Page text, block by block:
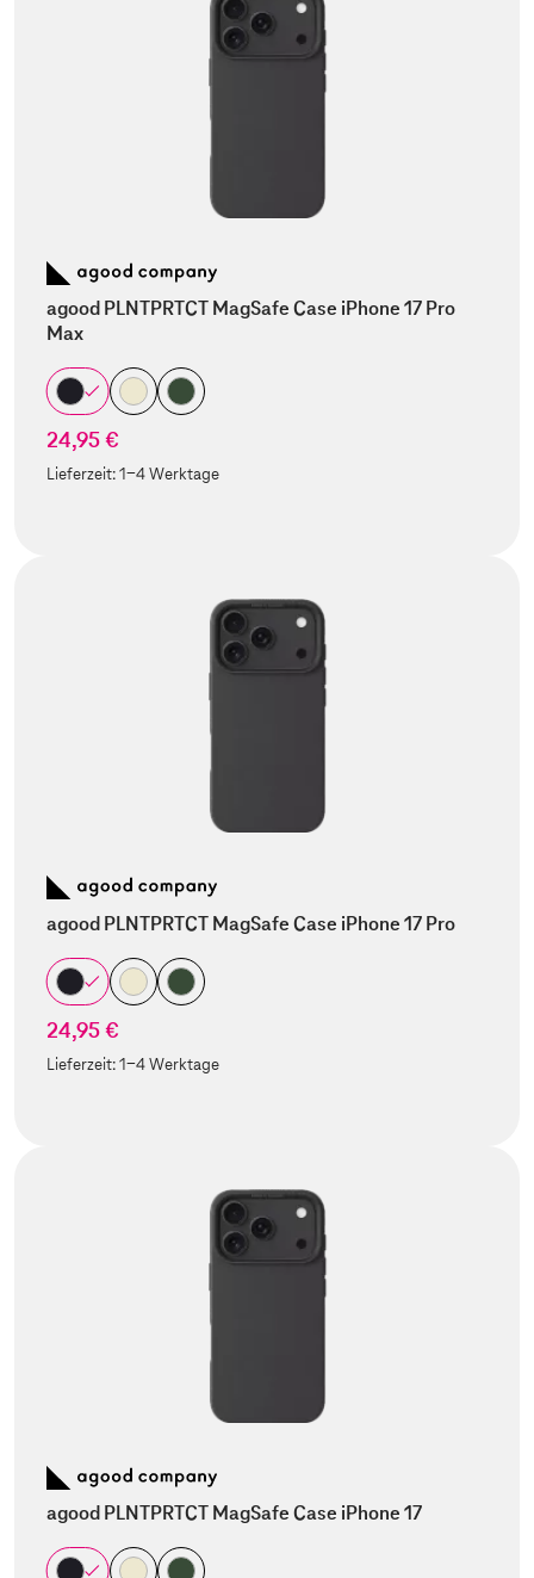
agood PLNTPRTCT MagSafe Case iPhone 17 Pro
Max
24,95 €
Lieferzeit:1-4 Werktage
agood PLNTPRTCT MagSafe Case iPhone 17 Pro
24,95 €
Lieferzeit:1-4 Werktage
agood PLNTPRTCT MagSafe Case iPhone 17